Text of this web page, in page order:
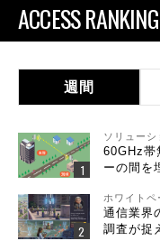
ACCESS RANKING
週間
ソリューシ
60GHz
ーの間を
ホワイトペ
通信業界
調査が捉